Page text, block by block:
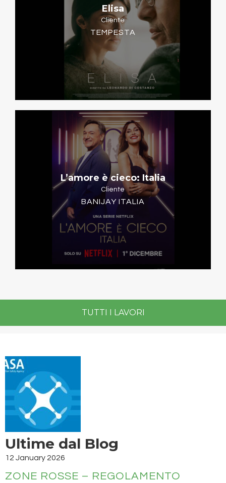
Elisa
Cliente
TEMPESTA
L’amore è cieco: Italia
Cliente
BANIJAY ITALIA
TUTTI I LAVORI
Ultime dal Blog
12 January 2026
ZONE ROSSE – REGOLAMENTO